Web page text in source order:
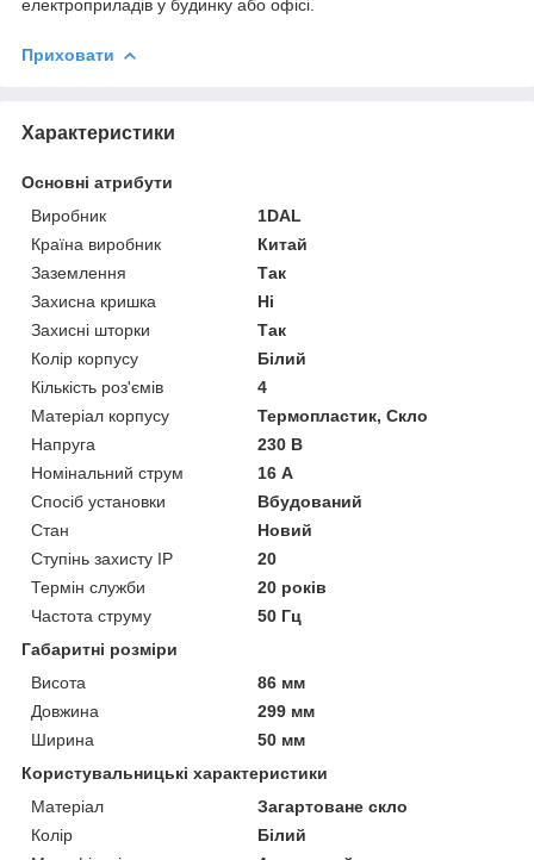
електроприладів у будинку або офісі.
Приховати
Характеристики
Основні атрибути
Виробник
1DAL
Країна виробник
Китай
Заземлення
Так
Захисна кришка
Ні
Захисні шторки
Так
Колір корпусу
Білий
Кількість роз'ємів
4
Матеріал корпусу
Термопластик, Скло
Напруга
230 В
Номінальний струм
16 А
Спосіб установки
Вбудований
Стан
Новий
Ступінь захисту IP
20
Термін служби
20 років
Частота струму
50 Гц
Габаритні розміри
Висота
86 мм
Довжина
299 мм
Ширина
50 мм
Користувальницькі характеристики
Матеріал
Загартоване скло
Колір
Білий